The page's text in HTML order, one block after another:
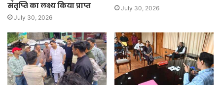
संतृप्ति का लक्ष्य किया प्राप्त
July 30, 2026
July 30, 2026